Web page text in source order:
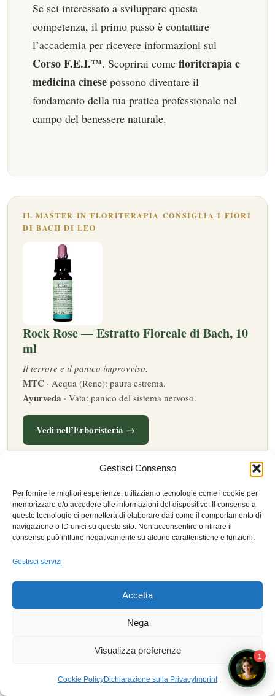
Gestisci Consenso
Per fornire le migliori esperienze, utilizziamo tecnologie come i cookie per
memorizzare e/o accedere alle informazioni del dispositivo. Il consenso a
queste tecnologie ci permetterà di elaborare dati come il comportamento di
navigazione o ID unici su questo sito. Non acconsentire o ritirare il
consenso può influire negativamente su alcune caratteristiche e funzioni.
Gestisci servizi
Accetta
Nega
Visualizza preferenze
Cookie PolicyDichiarazione sulla Privacy Imprint
Se sei interessato a sviluppare questa
competenza, il primo passo è contattare
l’accademia per ricevere informazioni sul
Corso F.E.I.™. Scoprirai come floriterapia e
medicina cinese possono diventare il
fondamento della tua pratica professionale nel
campo del benessere naturale.
IL MASTER IN FLORITERAPIA CONSIGLIA I FIORI
DI BACH DI LEO
Rock Rose — Estratto Floreale di Bach, 10
ml
Il terrore e il panico improvviso.
MTC · Acqua (Rene): paura estrema.
Ayurveda · Vata: panico del sistema nervoso.
Vedi nell’Erboristeria →
operatore del benessere ai sensi della L.4/2013, non figura sanitaria: nessuna
indicazione terapeutica o consiglio di assunzione.
Cinese: 7 Modi Potenti in cui i Fiori dei
Pingback:I cinque Vayu, i Marma e i fiori: l’Ayurveda
1
Prenota un appuntamento con i docenti